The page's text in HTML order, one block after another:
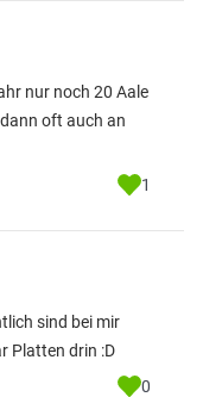
nur noch 20 Aale
oft auch an
1
sind bei mir
Platten drin :D
0